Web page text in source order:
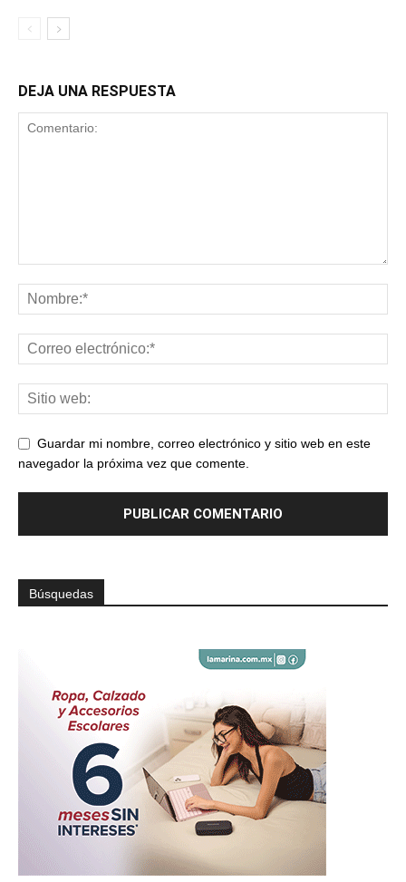
DEJA UNA RESPUESTA
Guardar mi nombre, correo electrónico y sitio web en este
navegador la próxima vez que comente.
Búsquedas